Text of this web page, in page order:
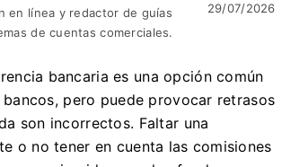
en línea y redactor de guías
de cuentas comerciales.
29/07/2026
bancaria es una opción común
pero puede provocar retrasos
son incorrectos. Faltar una
o no tener en cuenta las comisiones